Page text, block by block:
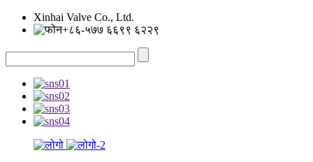
Xinhai Valve Co., Ltd.
+८६-५७७ ६६९९ ६२२९